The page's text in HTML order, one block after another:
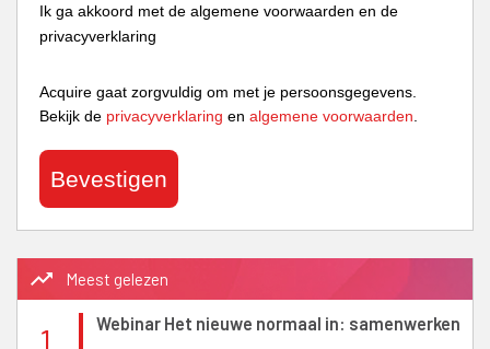
Ik ga akkoord met de algemene voorwaarden en de
privacyverklaring
Acquire gaat zorgvuldig om met je persoonsgegevens.
Bekijk de privacyverklaring en algemene voorwaarden.
Bevestigen
trending_up Meest gelezen
1 Webinar Het nieuwe normaal in: samenwerken